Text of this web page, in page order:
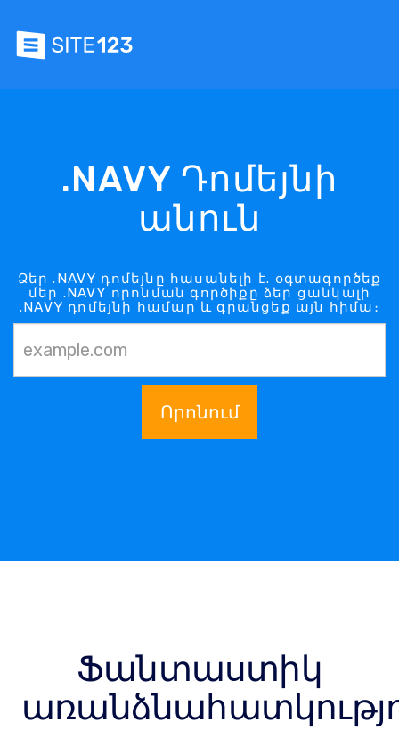
.NAVY Դոմեյնի
անուն
Ձեր .NAVY դոմեյնը հասանելի է. օգտագործեք
մեր .NAVY որոնման գործիքը ձեր ցանկալի
.NAVY դոմեյնի համար և գրանցեք այն հիմա։
Որոնում
Ֆանտաստիկ